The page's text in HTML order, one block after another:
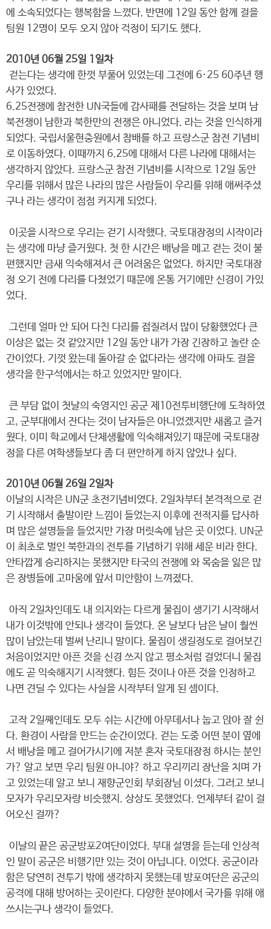
에 소속되었다는 행복함을 느꼈다. 반면에 12일 동안 함께 걸을
팀원 12명이 모두 오지 않아 걱정이 되기도 했다.
2010년 06월 25일 1일차
걷는다는 생각에 한껏 부풀어 있었는데 그전에 6·25 60주년 행
사가 있었다.
6.25전쟁에 참전한 UN국들에 감사패를 전달하는 것을 보며 남
북전쟁이 남한과 북한만의 전쟁은 아니었다. 라는 것을 인식하게
되었다. 국립서울현충원에서 참배를 하고 프랑스군 참전 기념비
로 이동하였다. 이때까지 6.25에 대해서 다른 나라에 대해서는
생각하지 않았다. 프랑스군 참전 기념비를 시작으로 12일 동안
우리를 위해서 많은 나라의 많은 사람들이 우리를 위해 애써주셨
구나 라는 생각이 점점 커지게 되었다.
이곳을 시작으로 우리는 걷기 시작했다. 국토대장정의 시작이라
는 생각에 마냥 즐거웠다. 첫 한 시간은 배낭을 메고 걷는 것이 불
편했지만 금새 익숙해져서 큰 어려움은 없었다. 하지만 국토대장
정 오기 전에 다리를 다쳤었기 때문에 온통 거기에만 신경이 가있
었다.
그런데 얼마 안 되어 다친 다리를 접질려서 많이 당황했었다 큰
이상은 없는 것 같았지만 12일 동안 내가 가장 긴장하고 놀란 순
간이었다. 기껏 왔는데 돌아갈 순 없다라는 생각에 아파도 걸을
생각을 한구석에서는 하고 있었지만 말이다.
큰 부담 없이 첫날의 숙영지인 공군 제10전투비행단에 도착하였
고, 군부대에서 잔다는 것이 남자들은 아니었겠지만 새롭고 즐거
웠다. 이미 학교에서 단체생활에 익숙해져있기 때문에 국토대장
정을 다른 여학생들보다 좀 더 편안하게 하지 않았나 싶다.
2010년 06월 26일 2일차
이날의 시작은 UN군 초전기념비였다. 2일차부터 본격적으로 걷
기 시작해서 출발이란 느낌이 들었는지 이후에 전적지를 답사하
며 많은 설명들을 들었지만 가장 머릿속에 남은 곳 이었다. UN군
이 최초로 벌인 북한과의 전투를 기념하기 위해 세운 비라 한다.
안타깝게 승리하지는 못했지만 타국의 전쟁에 와 목숨을 잃은 많
은 장병들에 고마움에 앞서 미안함이 느껴졌다.
아직 2일차인데도 내 의지와는 다르게 물집이 생기기 시작해서
내가 이것밖에 안되나 생각이 들었다. 온 날보다 남은 날이 훨씬
많이 남았는데 벌써 난리니 말이다. 물집이 생길정도로 걸어보긴
처음이었지만 아픈 것을 신경 쓰지 않고 평소처럼 걸었더니 물집
에도 곧 익숙해지기 시작했다. 힘든 것이나 아픈 것을 인정하고
나면 견딜 수 있다는 사실을 시작부터 알게 된 셈이다.
고작 2일째인데도 모두 쉬는 시간에 아무데서나 눕고 앉아 잘 쉰
다. 환경이 사람을 만드는 순간이었다. 걷는 도중 어떤 분이 옆에
서 배낭을 메고 걸어가시기에 저분 혼자 국토대장정 하시는 분인
가? 알고 보면 우리 팀원 아니야? 하고 우리끼리 장난을 치며 가
고 있었는데 알고 보니 재향군인회 부회장님 이셨다. 그러고 보니
모자가 우리모자랑 비슷했지. 상상도 못했었다. 언제부터 같이 걸
어오신 걸까?
이날의 끝은 공군방포2여단이었다. 부대 설명을 듣는데 인상적
인 말이 공군은 비행기만 있는 것이 아닙니다. 이었다. 공군이라
함은 당연히 전투기 밖에 생각하지 못했는데 방포여단은 공군의
공격에 대해 방어하는 곳이란다. 다양한 분야에서 국가를 위해 애
쓰시는구나 생각이 들었다.